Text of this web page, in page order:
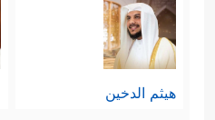
هيثم الدخين